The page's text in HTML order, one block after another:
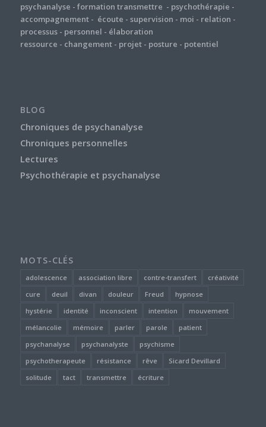
psychanalyse - formation transmettre - psychothérapie -
accompagnement- écoute - supervision - moi - relation -
processus- personnel - élaboration
ressource - changement- projet- posture - potentiel
BLOG
Chroniques de psychanalyse
Chroniques personnelles
Lectures
Psychothérapie et psychanalyse
MOTS-CLÉS
adolescence association libre contre-transfert
créativité
cure
deuil divan douleur Freud
hypnose
hystérie
identité inconscient intention
mouvement
mélancolie
mémoire parler parole
patient
psychanalyse
psychanalyste
psychisme
psychotherapeute
résistance rêve
Sicard Devillard
solitude
tact transmettre écriture